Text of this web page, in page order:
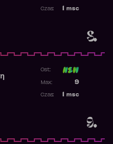
8.
msc
Czas:
9.
Ost:
9
Max:
msc
Czas: